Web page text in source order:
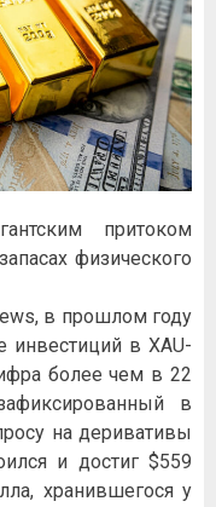
притоком
физического
в прошлом году
в XAU-
более чем в 22
в
на деривативы
и достиг $559
хранившегося у